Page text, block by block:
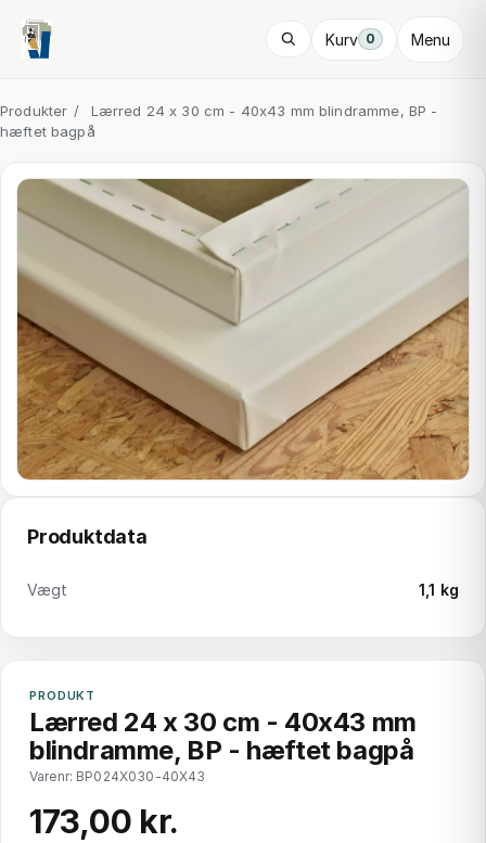
Kurv 0 Menu
Produkter /
Lærred 24 x 30 cm - 40x43 mm blindramme, BP -
hæftet bagpå
Produktdata
Vægt 1,1 kg
PRODUKT
Lærred 24 x 30 cm - 40x43 mm
blindramme, BP - hæftet bagpå
Varenr: BP024X030-40X43
173,00 kr.